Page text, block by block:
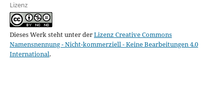
Lizenz
Dieses Werk steht unter derLizenz Creative Commons
Namensnennung - Nicht-kommerziell - Keine Bearbeitungen 4.0
International.